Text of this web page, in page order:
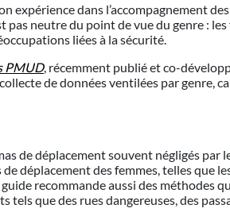
dans l’accompagnement
neutre du point de vue du genre :
liées à la sécurité.
PMUD, récemment publié et co-
de données ventilées par genre,
de déplacement souvent négligés
déplacement des femmes, telles
recommande aussi des méthodes
que des rues dangereuses, des